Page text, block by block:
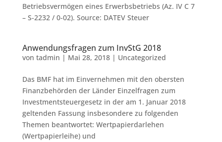
Betriebsvermögen eines Erwerbsbetriebs (Az. IV C 7
– S-2232 / 0-02). Source: DATEV Steuer
Anwendungsfragen zum InvStG 2018
von tadmin | Mai 28, 2018| Uncategorized
Das BMF hat im Einvernehmen mit den obersten
Finanzbehörden der Länder Einzelfragen zum
Investmentsteuergesetz in der am 1. Januar 2018
geltenden Fassung insbesondere zu folgenden
Themen beantwortet: Wertpapierdarlehen
(Wertpapierleihe) und